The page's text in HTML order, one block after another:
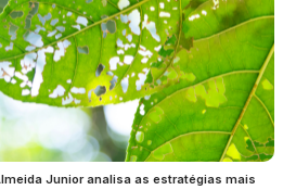
Junior analisa as estratégias mais